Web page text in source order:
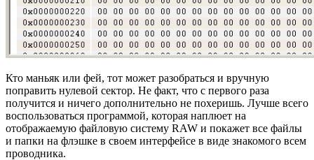
Кто маньяк или фей, тот может разобраться и вручную
поправить нулевой сектор. Не факт, что с первого раза
получится и ничего дополнительно не похеришь. Лучше всего
воспользоваться программой, которая наплюет на
отображаемую файловую систему RAW и покажет все файлы
и папки на флэшке в своем интерфейсе в виде знакомого всем
проводника.